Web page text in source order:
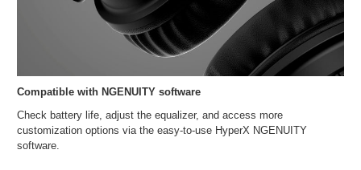
Compatible with NGENUITY software
Check battery life, adjust the equalizer, and access more
customization options via the easy-to-use HyperX NGENUITY
software.